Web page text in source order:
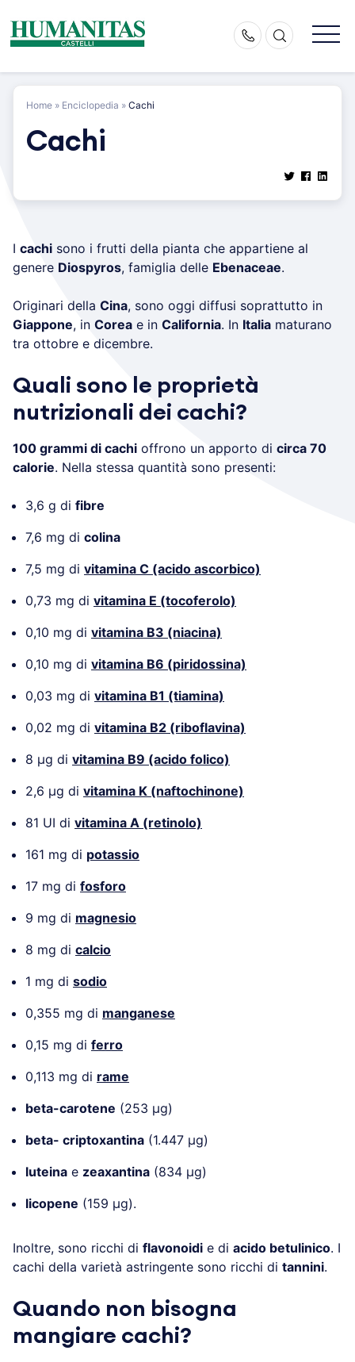
content
Home » Enciclopedia » Cachi
Cachi
I cachi sono i frutti della pianta che appartiene al
genere Diospyros, famiglia delle Ebenaceae.
Originari della Cina, sono oggi diffusi soprattutto in
Giappone, in Corea e in California. In Italia maturano
tra ottobre e dicembre.
Quali sono le proprietà
nutrizionali dei cachi?
100 grammi di cachi offrono un apporto di circa 70
calorie. Nella stessa quantità sono presenti:
3,6 g di fibre
7,6 mg di colina
7,5 mg di vitamina C (acido ascorbico)
0,73 mg di vitamina E (tocoferolo)
0,10 mg di vitamina B3 (niacina)
0,10 mg di vitamina B6 (piridossina)
0,03 mg di vitamina B1 (tiamina)
0,02 mg di vitamina B2 (riboflavina)
8 µg di vitamina B9 (acido folico)
2,6 µg di vitamina K (naftochinone)
81 UI di vitamina A (retinolo)
161 mg di potassio
17 mg di fosforo
9 mg di magnesio
8 mg di calcio
1 mg di sodio
0,355 mg di manganese
0,15 mg di ferro
0,113 mg di rame
beta-carotene (253 µg)
beta- criptoxantina (1.447 µg)
luteina e zeaxantina (834 µg)
licopene (159 µg).
Inoltre, sono ricchi di flavonoidi e di acido betulinico. I
cachi della varietà astringente sono ricchi di tannini.
Quando non bisogna
mangiare cachi?